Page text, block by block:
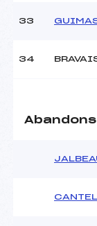
33
34
Abandons